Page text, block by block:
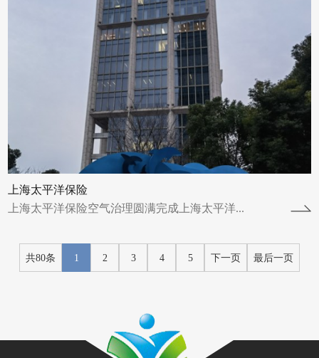
上海太平洋保险
上海太平洋保险空气治理圆满完成上海太平洋...
共80条 1 2 3 4 5 下一页 最后一页